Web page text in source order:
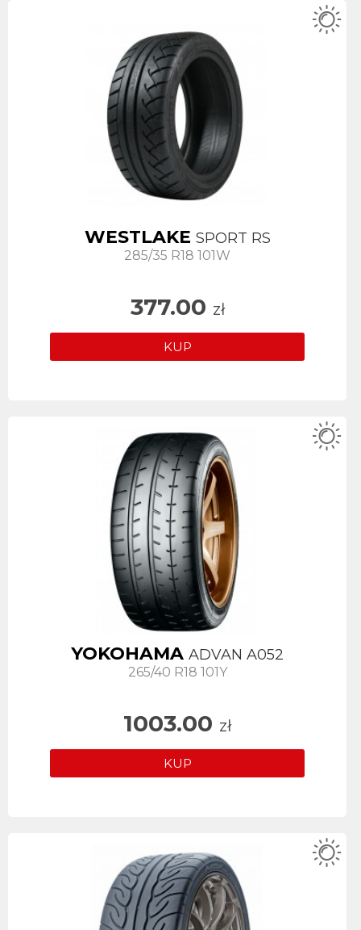
WESTLAKE SPORT RS
285/35 R18 101W
377.00 zł
KUP
YOKOHAMA ADVAN A052
265/40 R18 101Y
1003.00 zł
KUP